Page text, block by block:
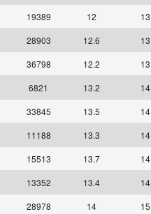
19389 12
13
28903 12.6
13
36798 12.2
13
6821 13.2
14
33845 13.5
14
11188 13.3
14
15513 13.7
14
13352 13.4
14
28978 14
15